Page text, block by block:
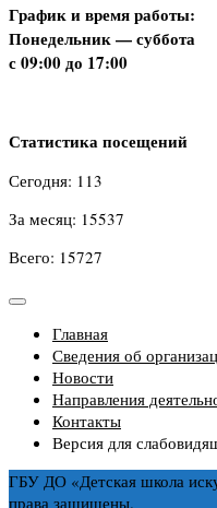
График и время работы:
Понедельник — суббота
с 09:00 до 17:00
Статистика посещений
Сегодня: 113
За месяц: 15537
Всего: 15727
Главная
Сведения об
Новости
Направления
Контакты
Версия для
ГБУ ДО «Детская школа
права защищены.